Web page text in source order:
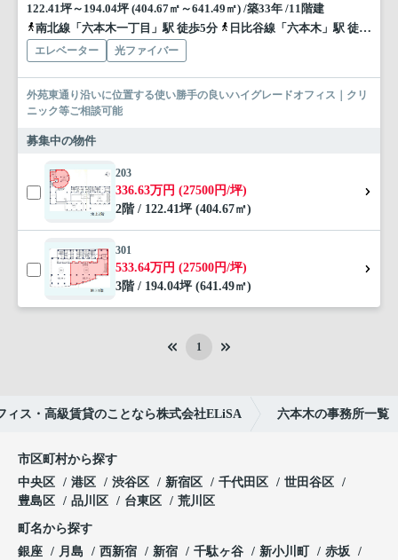
122.41坪～194.04坪 (404.67㎡～641.49㎡) /築33年 /11階建
南北線「六本木一丁目」駅 徒歩5分
日比谷線「六本木」駅 徒歩5分
エレベーター 光ファイバー
外苑東通り沿いに位置する使い勝手の良いハイグレードオフィス｜クリ
ニック等ご相談可能
募集中の物件
203
336.63万円 (27500円/坪)
2階 / 122.41坪 (404.67㎡)
301
533.64万円 (27500円/坪)
3階 / 194.04坪 (641.49㎡)
1
ィス・高級賃貸のことなら株式会社ELiSA 六本木の事務所一覧
市区町村から探す
中央区
港区 渋谷区 新宿区 千代田区
世田谷区
豊島区
品川区 台東区 荒川区
町名から探す
銀座
月島 西新宿 新宿 千駄ヶ谷 新小川町
赤坂